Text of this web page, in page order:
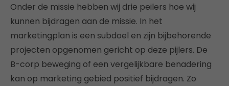
Onder de missie hebben wij drie peilers hoe wij
kunnen bijdragen aan de missie. In het
marketingplan is een subdoel en zijn bijbehorende
projecten opgenomen gericht op deze pijlers. De
B-corp beweging of een vergelijkbare benadering
kan op marketing gebied positief bijdragen. Zo